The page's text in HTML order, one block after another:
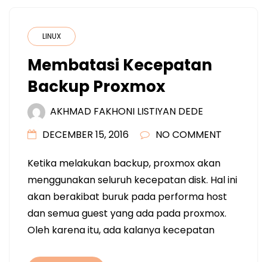
LINUX
Membatasi Kecepatan
Backup Proxmox
AKHMAD FAKHONI LISTIYAN DEDE
DECEMBER 15, 2016
NO COMMENT
Ketika melakukan backup, proxmox akan
menggunakan seluruh kecepatan disk. Hal ini
akan berakibat buruk pada performa host
dan semua guest yang ada pada proxmox.
Oleh karena itu, ada kalanya kecepatan